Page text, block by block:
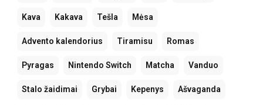
Kava Kakava Tešla Mėsa
Advento kalendorius Tiramisu Romas
Pyragas Nintendo Switch Matcha Vanduo
Stalo žaidimai Grybai Kepenys Ašvaganda